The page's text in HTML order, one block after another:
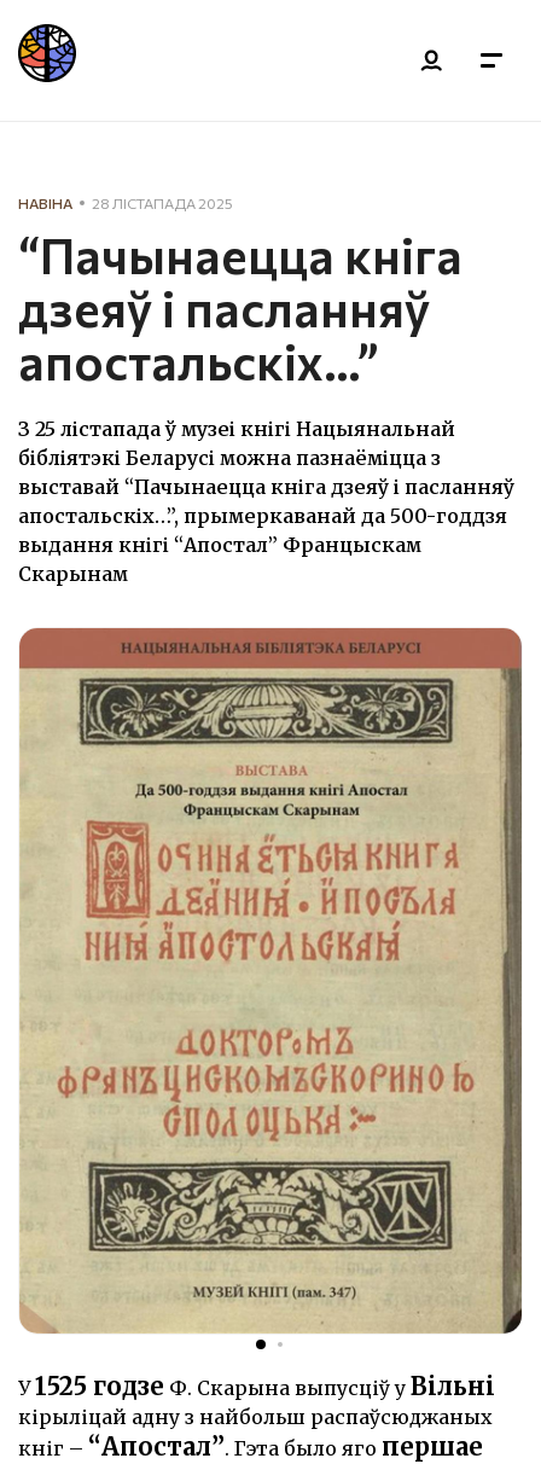
НАВІНА 28 ЛІСТАПАДА 2025
“Пачынаецца кніга
дзеяў і пасланняў
апостальскіх…”
З 25 лістапада ў музеі кнігі Нацыянальнай
бібліятэкі Беларусі можна пазнаёміцца з
выставай “Пачынаецца кніга дзеяў і пасланняў
апостальскіх…”, прымеркаванай да 500-годдзя
выдання кнігі “Апостал” Францыскам
Скарынам
У1525 годзе Ф. Скарына выпусціў у Вільні
кірыліцай адну з найбольш распаўсюджаных
кніг – “Апостал”. Гэта было яго першае